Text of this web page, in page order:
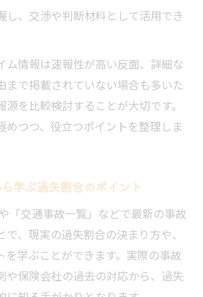
し、交渉や判断材料として活用でき
ム情報は速報性が高い反面、詳細な
まで掲載されていない場合も多いた
を比較検討することが大切です。
めつつ、役立つポイントを整理しま
学ぶ過失割合のポイント
「交通事故一覧」などで最新の事故
、現実の過失割合の決まり方や、
を学ぶことができます。実際の事故
や保険会社の過去の対応から、過失